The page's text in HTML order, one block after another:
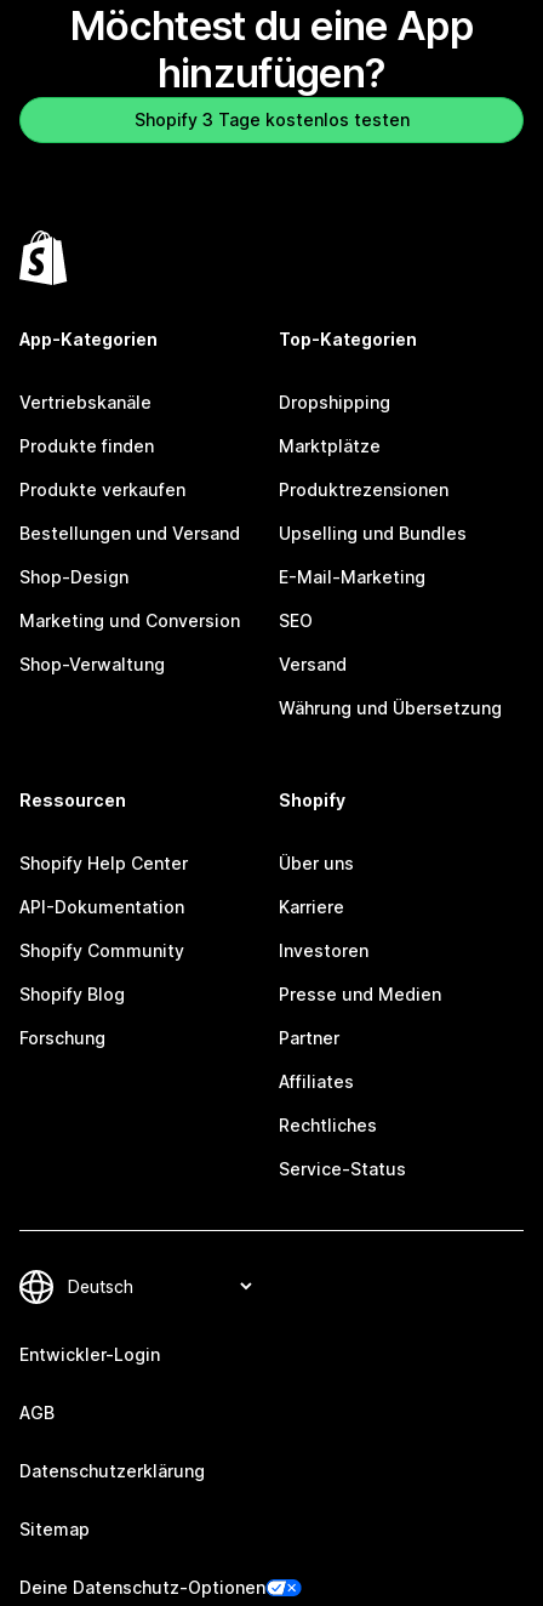
Möchtest du eine App
hinzufügen?
Shopify 3 Tage kostenlos testen
App-Kategorien
Vertriebskanäle
Produkte finden
Produkte verkaufen
Bestellungen und Versand
Shop-Design
Marketing und Conversion
Shop-Verwaltung
Top-Kategorien
Dropshipping
Marktplätze
Produktrezensionen
Upselling und Bundles
E-Mail-Marketing
SEO
Versand
Währung und Übersetzung
Ressourcen
Shopify Help Center
API-Dokumentation
Shopify Community
Shopify Blog
Forschung
Shopify
Über uns
Karriere
Investoren
Presse und Medien
Partner
Affiliates
Rechtliches
Service-Status
Entwickler-Login
AGB
Datenschutzerklärung
Sitemap
Deine Datenschutz-Optionen